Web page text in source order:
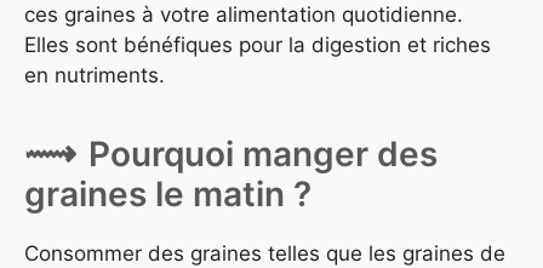
ces graines à votre alimentation quotidienne.
Elles sont bénéfiques pour la digestion et riches
en nutriments.
Pourquoi manger des
graines le matin ?
Consommer des graines telles que les graines de